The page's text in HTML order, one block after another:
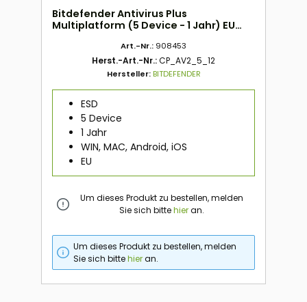
Bitdefender Antivirus Plus
Multiplatform (5 Device - 1 Jahr) EU
Art.-Nr.: 908453
Herst.-Art.-Nr.:CP_AV2_5_12
Hersteller:BITDEFENDER
ESD
5 Device
1 Jahr
WIN, MAC, Android, iOS
EU
Um dieses Produkt zu bestellen, melden
Sie sich bittehieran.
Um dieses Produkt zu bestellen, melden
Sie sich bittehieran.